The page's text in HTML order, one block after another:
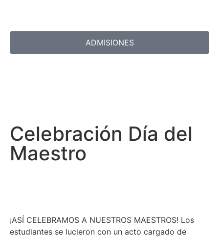
ADMISIONES
Celebración Día del
Maestro
¡ASÍ CELEBRAMOS A NUESTROS MAESTROS! Los
estudiantes se lucieron con un acto cargado de